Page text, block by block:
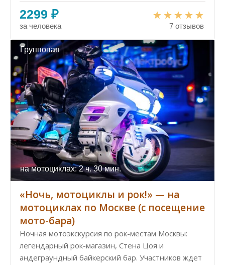
2299 ₽
за человека 7 отзывов
Групповая
на мотоциклах: 2 ч. 30 мин.
«Ночь, мотоциклы и рок!» — на
мотоциклах по Москве (с посещение
мото-бара)
Ночная мотоэкскурсия по рок-местам Москвы:
легендарный рок-магазин, Стена Цоя и
андеграундный байкерский бар. Участников ждет